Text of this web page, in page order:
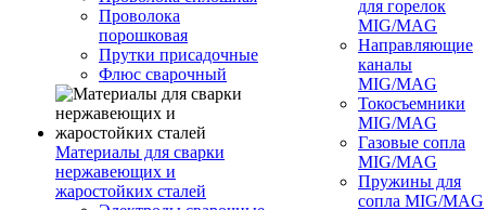
Проволока
порошковая
Прутки присадочные
Флюс сварочный
Материалы для сварки
нержавеющих и
жаростойких сталей
для горелок
MIG/MAG
Направляющие
каналы
MIG/MAG
Токосъемники
MIG/MAG
Газовые сопла
MIG/MAG
Пружины для
сопла MIG/MAG